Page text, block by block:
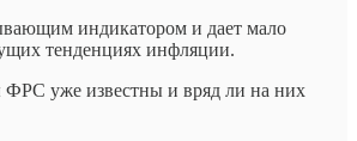
индикатором и дает мало
тенденциях инфляции.
уже известны и вряд ли на них